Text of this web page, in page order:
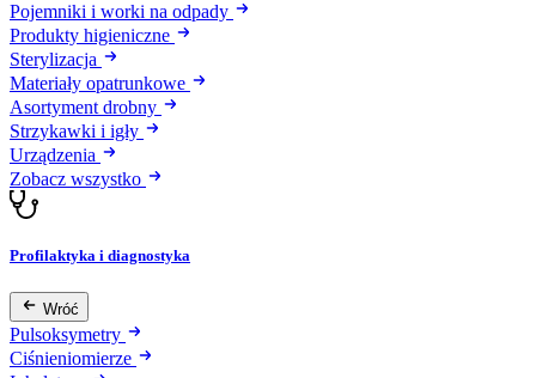
Pojemniki i worki na odpady
Produkty higieniczne
Sterylizacja
Materiały opatrunkowe
Asortyment drobny
Strzykawki i igły
Urządzenia
Zobacz wszystko
Profilaktyka i diagnostyka
Wróć
Pulsoksymetry
Ciśnieniomierze